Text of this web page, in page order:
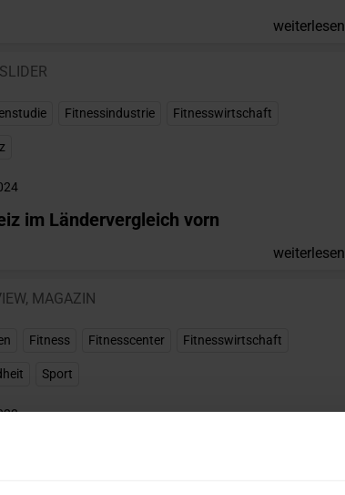
weiterlesen
SLIDER
Fitnessindustrie Fitnesswirtschaft
im Ländervergleich vorn
weiterlesen
, MAGAZIN
Fitness Fitnesscenter Fitnesswirtschaft
Sport